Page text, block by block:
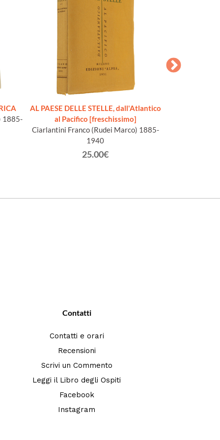
1885-
AL PAESE DELLE STELLE, dall'Atlantico
al Pacifico [freschissimo]
Ciarlantini Franco (Rudei Marco) 1885-
1940
25.00€
Contatti
Contatti e orari
Recensioni
Scrivi un Commento
Leggi il Libro degli Ospiti
Facebook
Instagram